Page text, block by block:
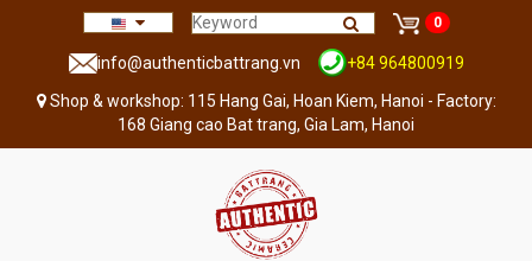
0
info@authenticbattrang.vn
+84 964800919
Shop & workshop: 115 Hang Gai, Hoan Kiem, Hanoi - Factory:
168 Giang cao Bat trang, Gia Lam, Hanoi